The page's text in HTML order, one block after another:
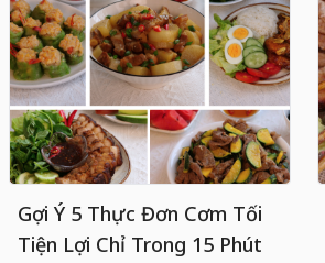
Gợi Ý 5 Thực Đơn Cơm Tối
Tiện Lợi Chỉ Trong 15 Phút